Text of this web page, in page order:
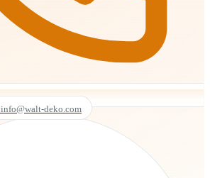
info@walt-deko.com